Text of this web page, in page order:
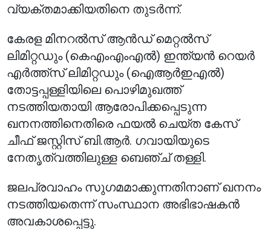
വ്യക്തമാക്കിയതിനെ തുടർന്ന്.
കേരള മിനറൽസ് ആൻഡ് മെറ്റൽസ്
ലിമിറ്റഡും (കെഎംഎംഎൽ) ഇന്ത്യൻ റെയർ
എർത്ത്സ് ലിമിറ്റഡും (ഐആർഇഎൽ)
തോട്ടപ്പള്ളിയിലെ പൊഴിമുഖത്ത്
നടത്തിയതായി ആരോപിക്കപ്പെടുന്ന
ഖനനത്തിനെതിരെ ഫയൽ ചെയ്ത കേസ്
ചീഫ് ജസ്റ്റിസ് ബി.ആർ. ഗവായിയുടെ
നേതൃത്വത്തിലുള്ള ബെഞ്ച് തള്ളി.
ജലപ്രവാഹം സുഗമമാക്കുന്നതിനാണ് ഖനനം
നടത്തിയതെന്ന് സംസ്ഥാന അഭിഭാഷകൻ
അവകാശപ്പെട്ടു.